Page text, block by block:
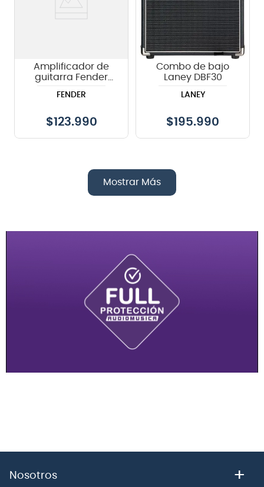
Amplificador de
guitarra Fender
FENDER
$123.990
Combo de bajo
Laney DBF30
LANEY
$195.990
Mostrar Más
Nosotros +